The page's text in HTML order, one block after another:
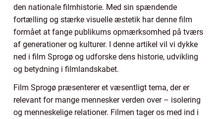
den nationale filmhistorie. Med sin spændende
fortælling og stærke visuelle æstetik har denne film
formået at fange publikums opmærksomhed på tværs
af generationer og kulturer. I denne artikel vil vi dykke
ned i film Sprogø og udforske dens historie, udvikling
og betydning i filmlandskabet.
Film Sprogø præsenterer et væsentligt tema, der er
relevant for mange mennesker verden over – isolering
og menneskelige relationer. Filmen tager os med ind i